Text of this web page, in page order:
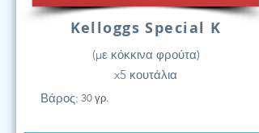
Kelloggs Special K
(με κόκκινα φρούτα)
x5 κουτάλια
Βάρος: 30 γρ.